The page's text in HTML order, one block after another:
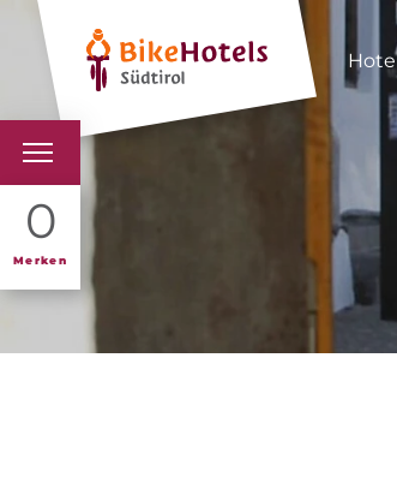
0
Merken
BIKEHOTELS
HOTELS &
TOUREN &